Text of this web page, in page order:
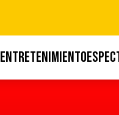
ENTRETENIMIENTO